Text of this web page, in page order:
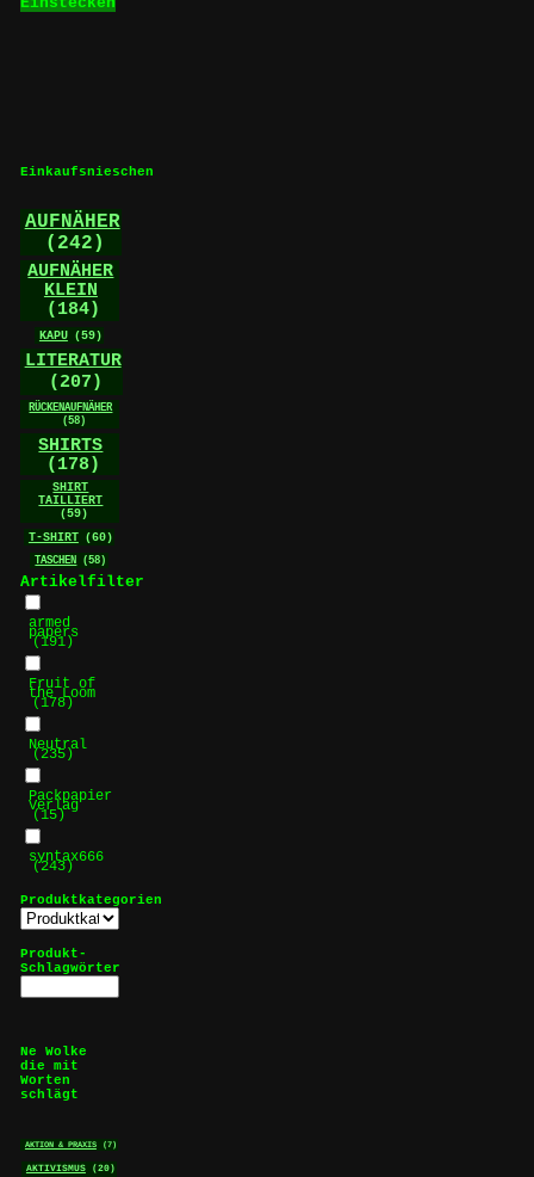
Einkaufsnieschen
AUFNÄHER
(242)
AUFNÄHER
KLEIN
(184)
KAPU (59)
LITERATUR
(207)
RÜCKENAUFNÄHER
(58)
SHIRTS
(178)
SHIRT
TAILLIERT
(59)
T-SHIRT (60)
TASCHEN
(58)
Artikelfilter
armed
papers
(191)
Fruit of
the Loom
(178)
Neutral
(235)
Packpapier
Verlag
(15)
syntax666
(243)
Produktkategorien
Produkt-
Schlagwörter
Ne Wolke
die mit
Worten
schlägt
AKTION & PRAXIS (7)
AKTIVISMUS (20)